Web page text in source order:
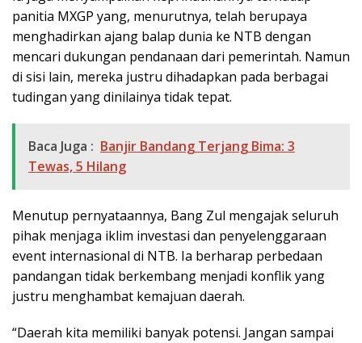
panitia MXGP yang, menurutnya, telah berupaya
menghadirkan ajang balap dunia ke NTB dengan
mencari dukungan pendanaan dari pemerintah. Namun
di sisi lain, mereka justru dihadapkan pada berbagai
tudingan yang dinilainya tidak tepat.
Baca Juga : Banjir Bandang Terjang Bima: 3
Tewas, 5 Hilang
Menutup pernyataannya, Bang Zul mengajak seluruh
pihak menjaga iklim investasi dan penyelenggaraan
event internasional di NTB. Ia berharap perbedaan
pandangan tidak berkembang menjadi konflik yang
justru menghambat kemajuan daerah.
“Daerah kita memiliki banyak potensi. Jangan sampai